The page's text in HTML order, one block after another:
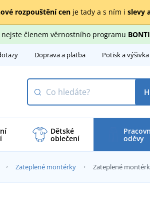
rozpouštění cenje tady a s ním i slevy
nejste členem věrnostního programu
Doprava a platba Potisk a výšivka
Dětské
oblečení oděvy
Zateplené montérky Zateplené